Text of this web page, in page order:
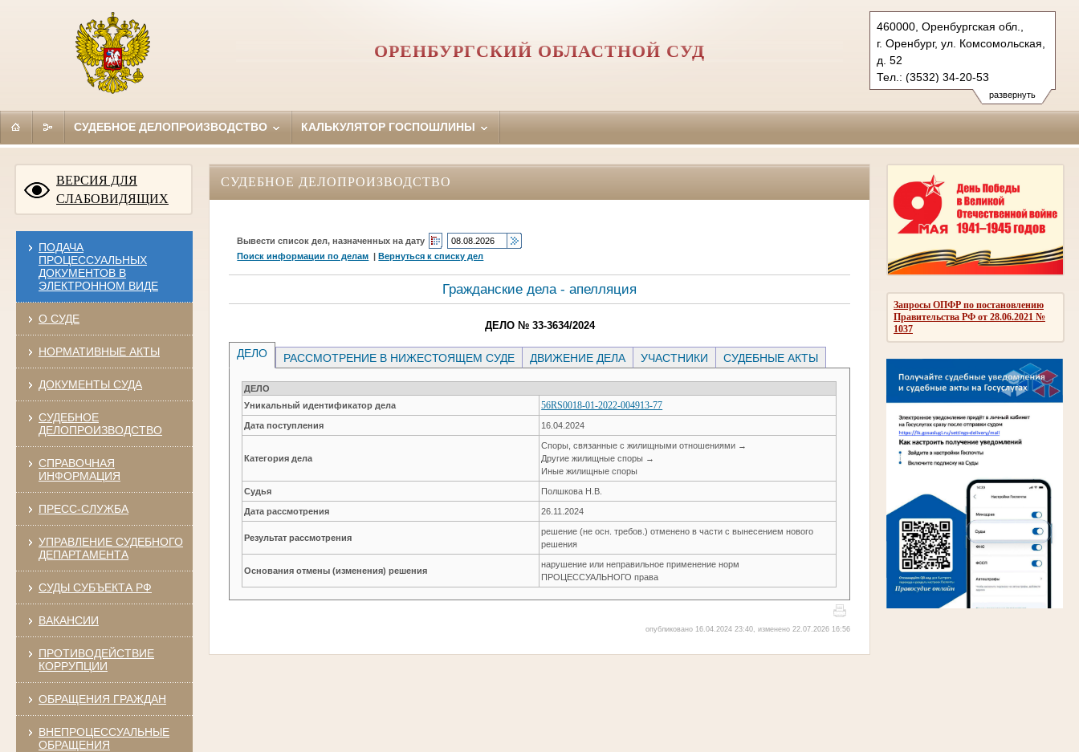
развернуть
460000, Оренбургская обл.,
г. Оренбург, ул. Комсомольская,
д. 52
Тел.: (3532) 34-20-53
oblsud.orb@sudrf.ru
ОРЕНБУРГСКИЙ ОБЛАСТНОЙ СУД
СУДЕБНОЕ ДЕЛОПРОИЗВОДСТВО КАЛЬКУЛЯТОР ГОСПОШЛИНЫ
ВЕРСИЯ ДЛЯ
СЛАБОВИДЯЩИХ
ПОДАЧА
ПРОЦЕССУАЛЬНЫХ
ДОКУМЕНТОВ В
ЭЛЕКТРОННОМ ВИДЕ
О СУДЕ
НОРМАТИВНЫЕ АКТЫ
ДОКУМЕНТЫ СУДА
СУДЕБНОЕ
ДЕЛОПРОИЗВОДСТВО
СПРАВОЧНАЯ
ИНФОРМАЦИЯ
ПРЕСС-СЛУЖБА
УПРАВЛЕНИЕ СУДЕБНОГО
ДЕПАРТАМЕНТА
СУДЫ СУБЪЕКТА РФ
ВАКАНСИИ
ПРОТИВОДЕЙСТВИЕ
КОРРУПЦИИ
ОБРАЩЕНИЯ ГРАЖДАН
ВНЕПРОЦЕССУАЛЬНЫЕ
ОБРАЩЕНИЯ
Запросы ОПФР по постановлению
Правительства РФ от 28.06.2021 №
1037
СУДЕБНОЕ ДЕЛОПРОИЗВОДСТВО
Вывести список дел, назначенных на дату
Поиск информации по делам |Вернуться к списку дел
Гражданские дела - апелляция
ДЕЛО № 33-3634/2024
ДЕЛО РАССМОТРЕНИЕ В НИЖЕСТОЯЩЕМ СУДЕ ДВИЖЕНИЕ ДЕЛА УЧАСТНИКИ СУДЕБНЫЕ АКТЫ
ДЕЛО
Уникальный идентификатор дела
56RS0018-01-2022-004913-77
Дата поступления 16.04.2024
Категория дела
Споры, связанные с жилищными отношениями →
Другие жилищные споры →
Иные жилищные споры
Судья Полшкова Н.В.
Дата рассмотрения 26.11.2024
Результат рассмотрения
решение (не осн. требов.) отменено в части с вынесением нового
решения
Основания отмены (изменения) решения
нарушение или неправильное применение норм
ПРОЦЕССУАЛЬНОГО права
опубликовано 16.04.2024 23:40, изменено 22.07.2026 16:56